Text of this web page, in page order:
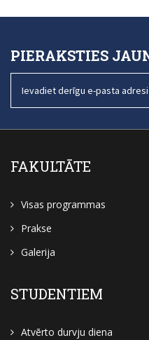
PIERAKSTIES
FAKULTĀTE
Visas programmas
Prakse
Galerija
STUDENTIEM
Atvērto durvju diena